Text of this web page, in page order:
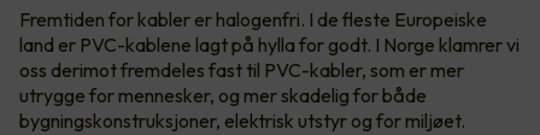
Fremtiden for kabler er halogenfri. I de fleste Europeiske
land er PVC-kablene lagt på hylla for godt. I Norge klamrer vi
oss derimot fremdeles fast til PVC-kabler, som er mer
utrygge for mennesker, og mer skadelig for både
bygningskonstruksjoner, elektrisk utstyr og for miljøet.